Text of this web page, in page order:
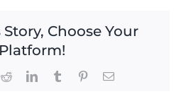
Story, Choose Your
Platform!
RedditLinkedInTumblr PinterestEmail